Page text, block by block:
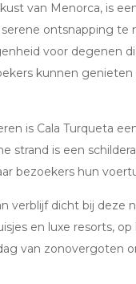
van Menorca, is
ontsnapping te
voor degenen
kunnen
is Cala Turqueta
strand is een
bezoekers hun
verblijf dicht bij deze
en luxe resorts,
van zonovergoten